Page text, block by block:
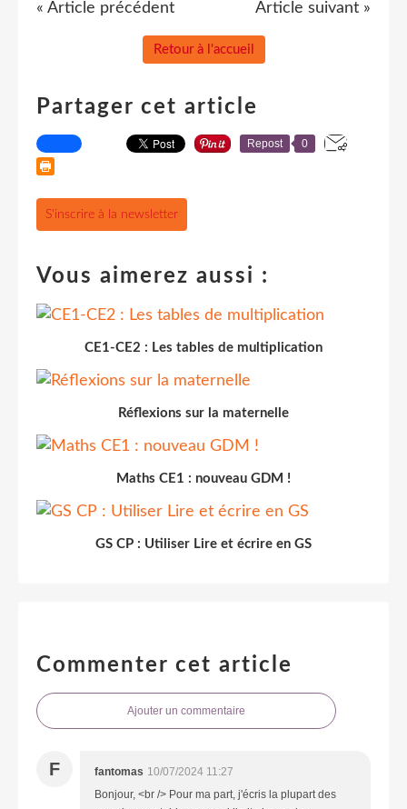
« Article précédent Article suivant »
Retour à l'accueil
Partager cet article
Repost 0
S'inscrire à la newsletter
Vous aimerez aussi :
CE1-CE2 : Les tables de multiplication
Réflexions sur la maternelle
Maths CE1 : nouveau GDM !
GS CP : Utiliser Lire et écrire en GS
Commenter cet article
Ajouter un commentaire
F fantomas 10/07/2024 11:27
Bonjour, <br /> Pour ma part, j'écris la plupart des